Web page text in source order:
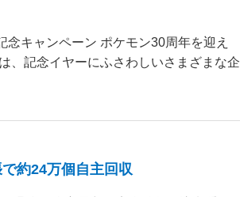
念キャンペーン ポケモン30周年を迎え
、記念イヤーにふさわしいさまざまな企
約24万個自主回収